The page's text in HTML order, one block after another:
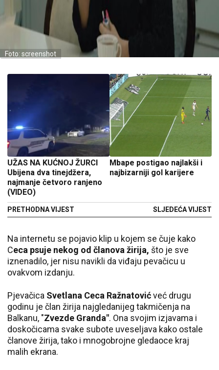
Foto: screenshot
UŽAS NA KUĆNOJ ŽURCI
Ubijena dva tinejdžera,
najmanje četvoro ranjeno
(VIDEO)
PRETHODNA VIJEST
Mbape postigao najlakši i
najbizarniji gol karijere
SLJEDEĆA VIJEST
Na internetu se pojavio klip u kojem se čuje kako
Ceca psuje nekog od članova žirija, što je sve
iznenadilo, jer nisu navikli da viđaju pevačicu u
ovakvom izdanju.
Pjevačica Svetlana Ceca Ražnatovićveć drugu
godinu je član žirija najgledanijeg takmičenja na
Balkanu, "Zvezde Granda". Ona svojim izjavama i
doskočicama svake subote uveseljava kako ostale
članove žirija, tako i mnogobrojne gledaoce kraj
malih ekrana.